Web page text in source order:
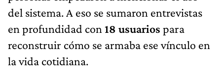
del sistema. A eso se sumaron entrevistas
en profundidad con 18 usuarios para
reconstruir cómo se armaba ese vínculo en
la vida cotidiana.